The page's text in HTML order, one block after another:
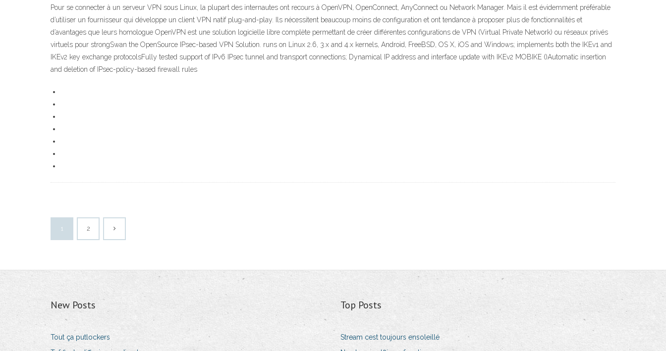
Pour se connecter à un serveur VPN sous Linux, la plupart des internautes ont recours à OpenVPN, OpenConnect, AnyConnect ou Network Manager. Mais il est évidemment préférable
d’utiliser un fournisseur qui développe un client VPN natif plug-and-play. Ils nécessitent beaucoup moins de configuration et ont tendance à proposer plus de fonctionnalités et
d’avantages que leurs homologue OpenVPN est une solution logicielle libre complète permettant de créer différentes configurations de VPN (Virtual Private Network) ou réseaux privés
virtuels pour strongSwan the OpenSource IPsec-based VPN Solution. runs on Linux 2.6, 3.x and 4.x kernels, Android, FreeBSD, OS X, iOS and Windows; implements both the IKEv1 and
IKEv2 key exchange protocolsFully tested support of IPv6 IPsec tunnel and transport connections; Dynamical IP address and interface update with IKEv2 MOBIKE ()Automatic insertion
and deletion of IPsec-policy-based firewall rules
1 2
New Posts
Tout ça putlockers
Top Posts
Stream cest toujours ensoleillé